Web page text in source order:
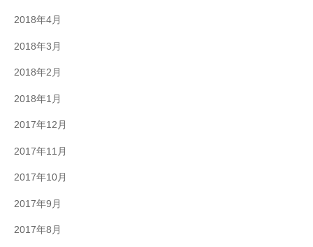
2018年4月
2018年3月
2018年2月
2018年1月
2017年12月
2017年11月
2017年10月
2017年9月
2017年8月